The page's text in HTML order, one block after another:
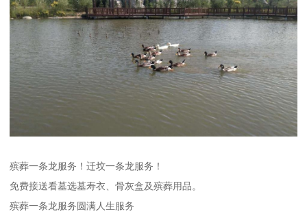
殡葬一条龙服务！迁坟一条龙服务！
免费接送看墓选墓寿衣、骨灰盒及殡葬用品。
殡葬一条龙服务圆满人生服务